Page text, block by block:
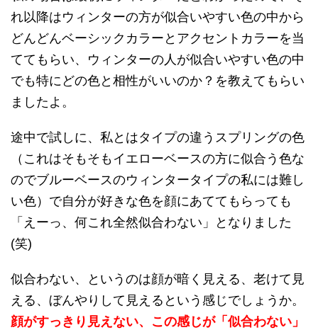
れ以降はウィンターの方が似合いやすい色の中から
どんどんベーシックカラーとアクセントカラーを当
ててもらい、ウィンターの人が似合いやすい色の中
でも特にどの色と相性がいいのか？を教えてもらい
ましたよ。
途中で試しに、私とはタイプの違うスプリングの色
（これはそもそもイエローベースの方に似合う色な
のでブルーベースのウィンタータイプの私には難し
い色）で自分が好きな色を顔にあててもらっても
「えーっ、何これ全然似合わない」となりました
(笑)
似合わない、というのは顔が暗く見える、老けて見
える、ぼんやりして見えるという感じでしょうか。
顔がすっきり見えない、この感じが「似合わない」